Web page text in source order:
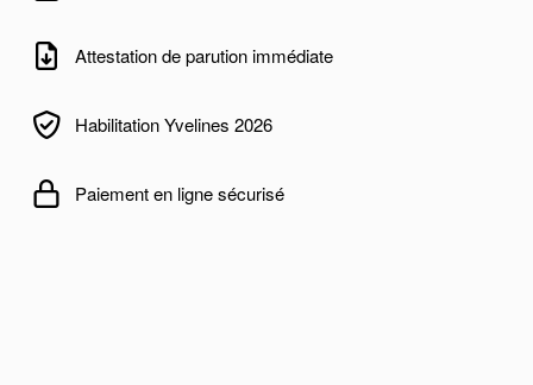
Attestation de parution immédiate
Habilitation Yvelines 2026
Paiement en ligne sécurisé